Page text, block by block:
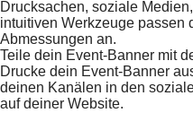
Drucksachen, soziale
intuitiven Werkzeuge passen
Abmessungen an.
Teile dein Event-Banner mit
Drucke dein Event-Banner
deinen Kanälen in den
auf deiner Website.